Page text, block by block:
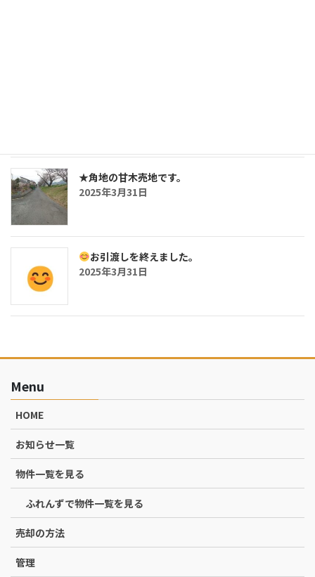
★角地の甘木売地です。
2025年3月31日
お引渡しを終えました。
2025年3月31日
Menu
HOME
お知らせ一覧
物件一覧を見る
ふれんずで物件一覧を見る
売却の方法
管理